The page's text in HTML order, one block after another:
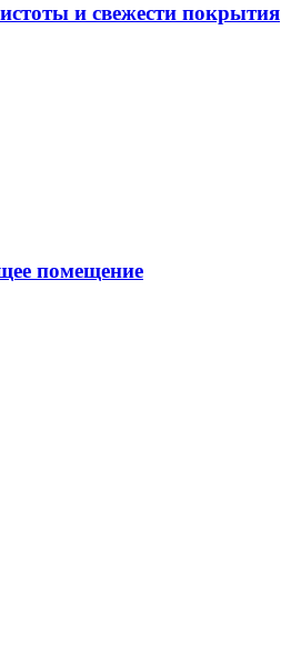
и свежести покрытия
помещение